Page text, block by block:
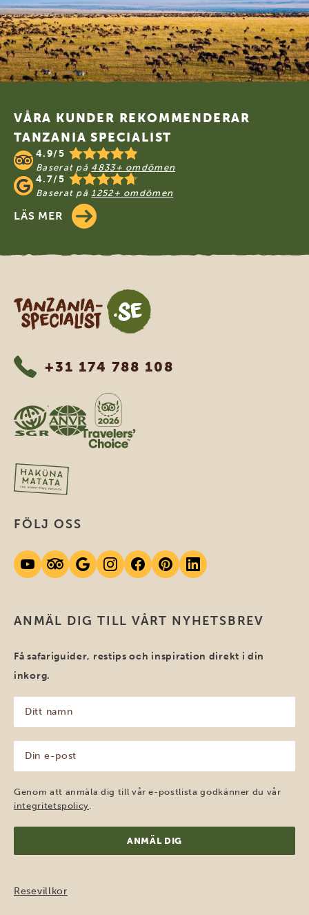
VÅRA KUNDER REKOMMENDERAR
TANZANIA SPECIALIST
4.9/5
Baserat på 4833+ omdömen
4.7/5
Baserat på1252+ omdömen
LÄS MER
Tanzania Specialist
+31 174 788 108
ANMÄL DIG TILL VÅRT NYHETSBREV
Få safariguider, restips och inspiration direkt i din
inkorg.
namn
(Obligatoriskt)
post
(Obligatoriskt)
Genom att anmäla dig till vår e-postlista godkänner du vår
integritetspolicy
FÖLJ OSS
Resevillkor